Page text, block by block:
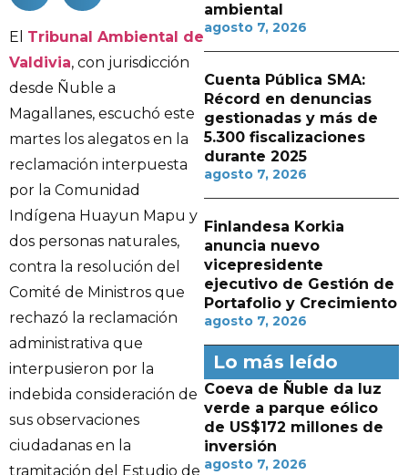
El Tribunal Ambiental de
Valdivia, con jurisdicción
desde Ñuble a
Magallanes, escuchó este
martes los alegatos en la
reclamación interpuesta
por la Comunidad
Indígena Huayun Mapu y
dos personas naturales,
contra la resolución del
Comité de Ministros que
rechazó la reclamación
administrativa que
interpusieron por la
indebida consideración de
sus observaciones
ciudadanas en la
tramitación del Estudio de
ambiental
agosto 7, 2026
Cuenta Pública SMA:
Récord en denuncias
gestionadas y más de
5.300 fiscalizaciones
durante 2025
agosto 7, 2026
Finlandesa Korkia
anuncia nuevo
vicepresidente
ejecutivo de Gestión de
Portafolio y Crecimiento
agosto 7, 2026
Lo más leído
Coeva de Ñuble da luz
verde a parque eólico
de US$172 millones de
inversión
agosto 7, 2026